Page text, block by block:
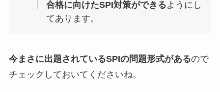
合格に向けたSPI対策ができるようにし
てあります。
今まさに出題されているSPIの問題形式があるので
チェックしておいてくださいね。